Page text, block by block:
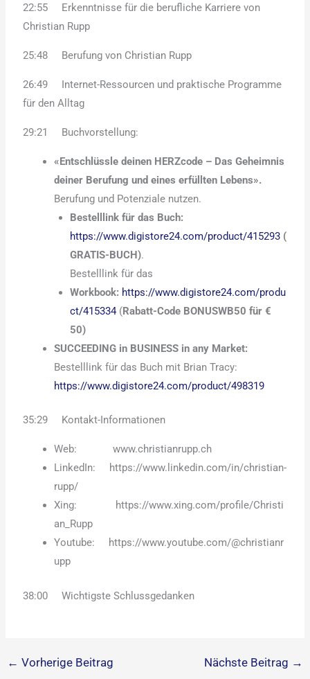
22:55 Erkenntnisse für die berufliche Karriere von
Christian Rupp
25:48 Berufung von Christian Rupp
26:49 Internet-Ressourcen und praktische Programme
für den Alltag
29:21 Buchvorstellung:
«Entschlüssle deinen HERZcode – Das Geheimnis
deiner Berufung und eines erfüllten Lebens».
Berufung und Potenziale nutzen.
Bestelllink für das Buch:
https://www.digistore24.com/product/415293 (
GRATIS-BUCH).
Bestelllink für das
Workbook: https://www.digistore24.com/produ
ct/415334(Rabatt-Code BONUSWB50 für €
50)
SUCCEEDING in BUSINESS in any Market:
Bestelllink für das Buch mit Brian Tracy:
https://www.digistore24.com/product/498319
35:29 Kontakt-Informationen
Web: www.christianrupp.ch
LinkedIn: https://www.linkedin.com/in/christian-
rupp/
Xing: https://www.xing.com/profile/Christi
an_Rupp
Youtube: https://www.youtube.com/@christianr
upp
38:00 Wichtigste Schlussgedanken
← Vorherige Beitrag Nächste Beitrag →